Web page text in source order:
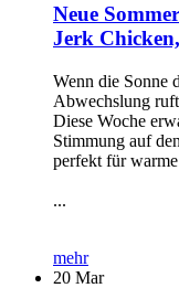
Neue
Jerk
Wenn die Sonne
Abwechslung
Diese Woche
Stimmung auf
perfekt für
...
mehr
20 Mar